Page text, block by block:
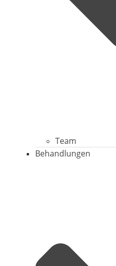
Team
Behandlungen